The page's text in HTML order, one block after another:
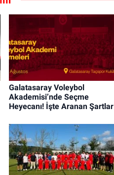
Galatasaray Voleybol
Akademisi’nde Seçme
Heyecanı! İşte Aranan Şartlar